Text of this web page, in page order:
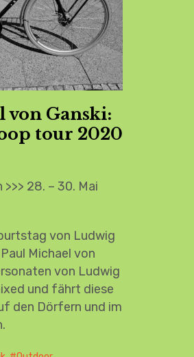
von Ganski:
tour 2020
28. – 30. Mai
von Ludwig
Michael von
von Ludwig
und fährt diese
den Dörfern und im